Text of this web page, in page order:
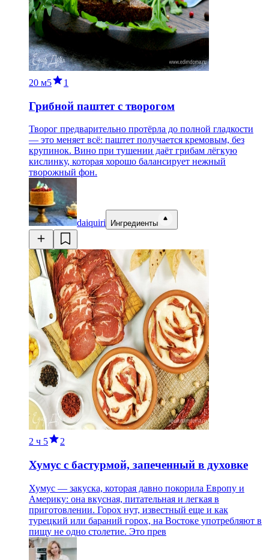
20 м5 1
Грибной паштет с творогом
Творог предварительно протёрла до полной гладкости
— это меняет всё: паштет получается кремовым, без
крупинок. Вино при тушении даёт грибам лёгкую
кислинку, которая хорошо балансирует нежный
творожный фон.
daiquiri Ингредиенты
2 ч 5 2
Хумус с бастурмой, запеченный в духовке
Хумус — закуска, которая давно покорила Европу и
Америку: она вкусная, питательная и легкая в
приготовлении. Горох нут, известный еще и как
турецкий или бараний горох, на Востоке употребляют в
пищу не одно столетие. Это прев